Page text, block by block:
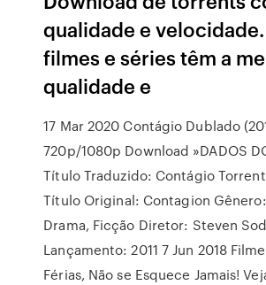
qualidade e
filmes e séries têm a
qualidade e
17 Mar 2020 Contágio Dublado
720p/1080p Download »DADOS
Título Traduzido: Contágio
Título Original: Contagion
Drama, Ficção Diretor: Steven
Lançamento: 2011 7 Jun 2018
Férias, Não se Esquece Jamais!